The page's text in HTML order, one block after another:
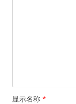
显示名称 *